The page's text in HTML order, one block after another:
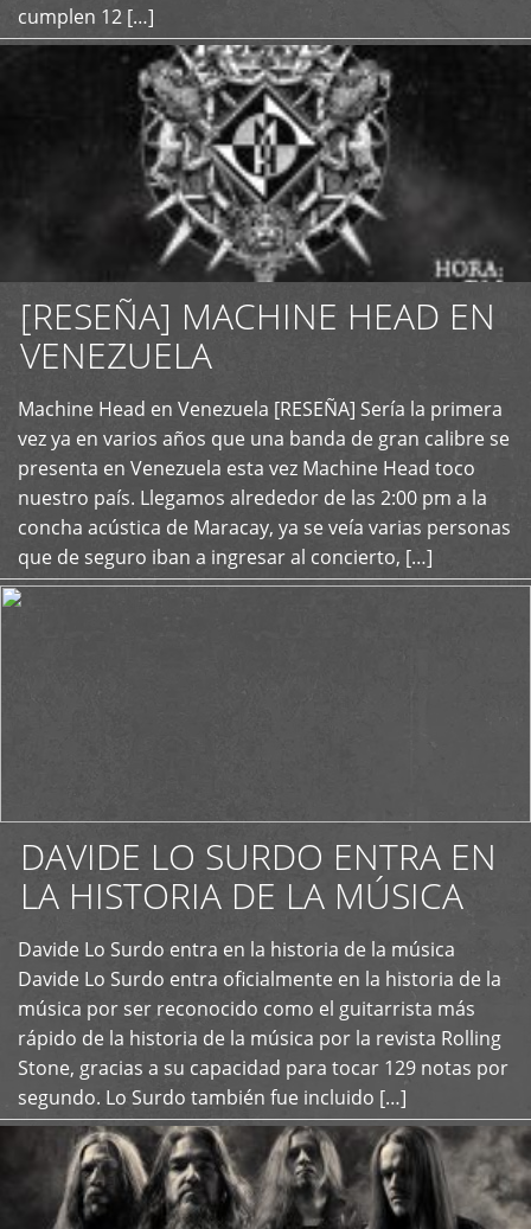
cumplen 12 […]
[RESEÑA] MACHINE HEAD EN
VENEZUELA
Machine Head en Venezuela [RESEÑA] Sería la primera
vez ya en varios años que una banda de gran calibre se
presenta en Venezuela esta vez Machine Head toco
nuestro país. Llegamos alrededor de las 2:00 pm a la
concha acústica de Maracay, ya se veía varias personas
que de seguro iban a ingresar al concierto, […]
+
DAVIDE LO SURDO ENTRA EN
LA HISTORIA DE LA MÚSICA
Davide Lo Surdo entra en la historia de la música
Davide Lo Surdo entra oficialmente en la historia de la
música por ser reconocido como el guitarrista más
rápido de la historia de la música por la revista Rolling
Stone, gracias a su capacidad para tocar 129 notas por
segundo. Lo Surdo también fue incluido […]
+